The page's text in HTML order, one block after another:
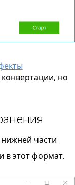
но
части
в этот формат.